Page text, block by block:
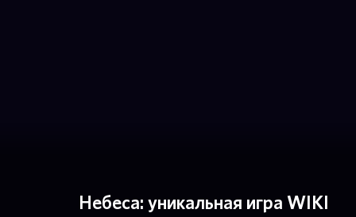
Небеса: уникальная игра WIKI